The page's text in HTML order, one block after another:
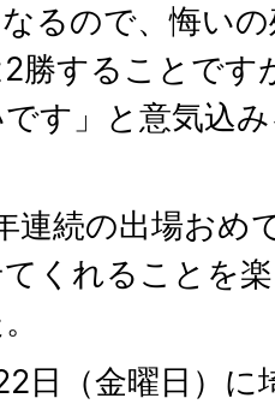
るので、悔い
勝することです
す」と意気込
連続の出場おめ
くれることを
日（金曜日）に